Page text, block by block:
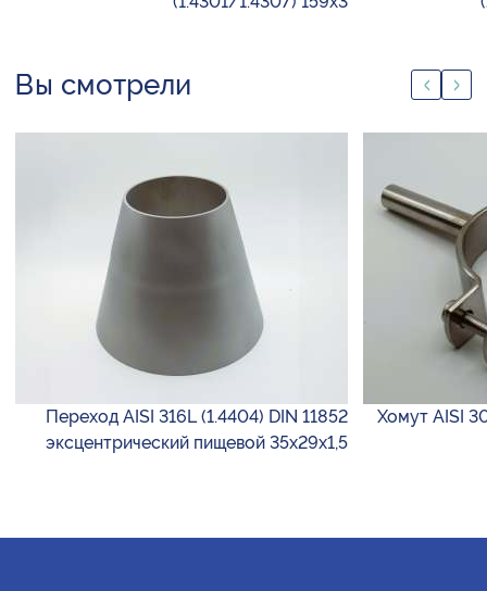
Вы смотрели
Переход AISI 316L (1.4404) DIN 11852
эксцентрический пищевой 35х29х1,5
Хомут AISI